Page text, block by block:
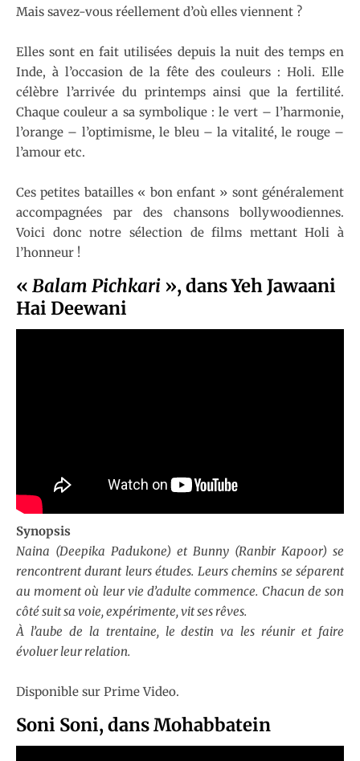
Mais savez-vous réellement d’où elles viennent ?
Elles sont en fait utilisées depuis la nuit des temps en
Inde, à l’occasion de la fête des couleurs : Holi. Elle
célèbre l’arrivée du printemps ainsi que la fertilité.
Chaque couleur a sa symbolique : le vert – l’harmonie,
l’orange – l’optimisme, le bleu – la vitalité, le rouge –
l’amour etc.
Ces petites batailles « bon enfant » sont généralement
accompagnées par des chansons bollywoodiennes.
Voici donc notre sélection de films mettant Holi à
l’honneur !
« Balam Pichkari », dans Yeh Jawaani
Hai Deewani
Synopsis
Naina (Deepika Padukone) et Bunny (Ranbir Kapoor) se
rencontrent durant leurs études. Leurs chemins se séparent
au moment où leur vie d’adulte commence. Chacun de son
côté suit sa voie, expérimente, vit ses rêves.
À l’aube de la trentaine, le destin va les réunir et faire
évoluer leur relation.
Disponible sur Prime Video.
Soni Soni, dans Mohabbatein